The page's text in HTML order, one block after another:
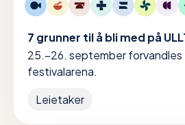
7 grunner til å bli med på
25.–26. september forvandles
festivalarena.
Leietaker